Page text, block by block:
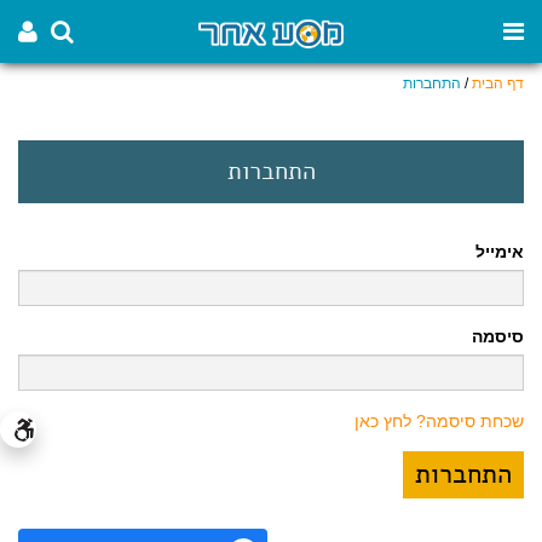
דף הבית/ התחברות
התחברות
אימייל
סיסמה
שכחת סיסמה? לחץ כאן